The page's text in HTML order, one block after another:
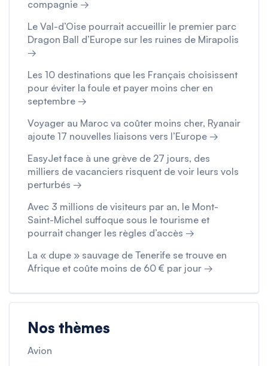
compagnie →
Le Val-d’Oise pourrait accueillir le premier parc
Dragon Ball d’Europe sur les ruines de Mirapolis
→
Les 10 destinations que les Français choisissent
pour éviter la foule et payer moins cher en
septembre →
Voyager au Maroc va coûter moins cher, Ryanair
ajoute 17 nouvelles liaisons vers l’Europe →
EasyJet face à une grève de 27 jours, des
milliers de vacanciers risquent de voir leurs vols
perturbés →
Avec 3 millions de visiteurs par an, le Mont-
Saint-Michel suffoque sous le tourisme et
pourrait changer les règles d’accès →
La « dupe » sauvage de Tenerife se trouve en
Afrique et coûte moins de 60 € par jour →
Nos thèmes
Avion